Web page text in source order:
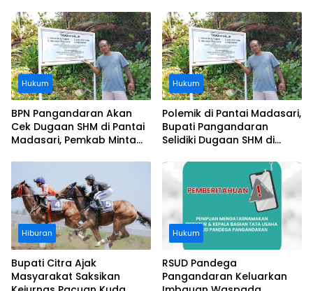
Ditanggung BPJS
Buruknya Koordinasi
Perusahaan
Hukum
BPN Pangandaran Akan
Cek Dugaan SHM di Pantai
Madasari, Pemkab Minta
Hukum
Polemik di Pantai Madasari,
Bupati Pangandaran
Selidiki Dugaan SHM di
Pantai
Hiburan
Bupati Citra Ajak
Masyarakat Saksikan
Hukum
RSUD Pandega
Pangandaran Keluarkan